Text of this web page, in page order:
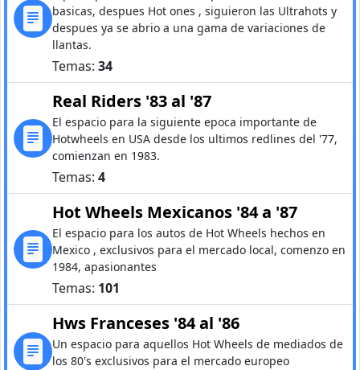
basicas, despues Hot ones , siguieron las Ultrahots y
despues ya se abrio a una gama de variaciones de
llantas.
Temas: 34
Real Riders '83 al '87
El espacio para la siguiente epoca importante de
Hotwheels en USA desde los ultimos redlines del '77,
comienzan en 1983.
Temas: 4
Hot Wheels Mexicanos '84 a '87
El espacio para los autos de Hot Wheels hechos en
Mexico , exclusivos para el mercado local, comenzo en
1984, apasionantes
Temas: 101
Hws Franceses '84 al '86
Un espacio para aquellos Hot Wheels de mediados de
los 80's exclusivos para el mercado europeo